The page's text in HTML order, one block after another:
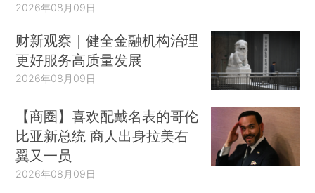
2026年08月09日
财新观察｜健全金融机构治理
更好服务高质量发展
2026年08月09日
【商圈】喜欢配戴名表的哥伦
比亚新总统 商人出身拉美右
翼又一员
2026年08月09日